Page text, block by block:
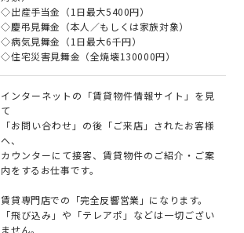
◇出産手当金（1日最大5400円）
◇慶弔見舞金（本人／もしくは家族対象）
◇病気見舞金（1日最大6千円）
◇住宅災害見舞金（全焼壊130000円）
インターネットの「賃貸物件情報サイト」を見
て
「お問い合わせ」の後「ご来店」されたお客様
へ、
カウンターにて接客、賃貸物件のご紹介・ご案
内をするお仕事です。
賃貸専門店での「完全反響営業」になります。
「飛び込み」や「テレアポ」などは一切ござい
ません。